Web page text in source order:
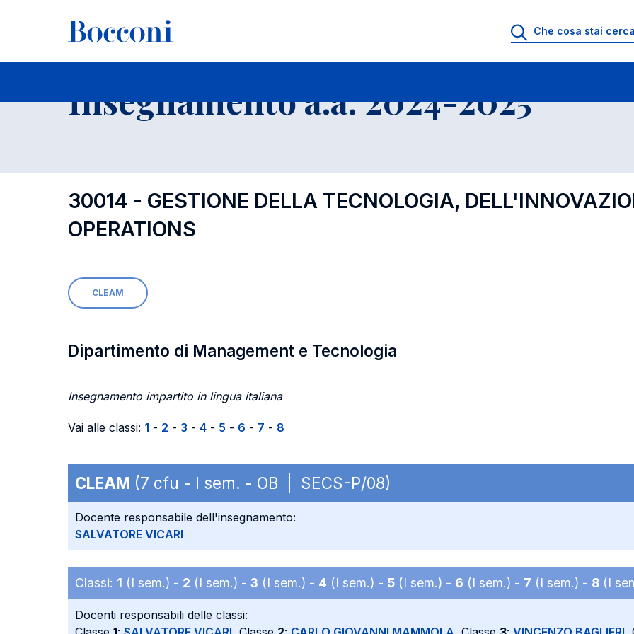
-
Insegnamento a.a. 2024-2025
30014 - GESTIONE DELLA TECNOLOGIA,
OPERATIONS
CLEAM
Dipartimento di Management e Tecnologia
Insegnamento impartito in lingua italiana
Vai alle classi: 1 - 2 - 3 - 4 - 5 - 6 - 7 - 8
CLEAM (7 cfu - I sem. - OB | SECS-P/08)
Docente responsabile dell'insegnamento:
SALVATORE VICARI
Classi: 1 (I sem.) - 2 (I sem.) - 3 (I sem.) - 4 (I sem.) - 5 (I sem.) - 6 (I sem.) - 7 (I sem.) - 8 (I
Docenti responsabili delle classi: